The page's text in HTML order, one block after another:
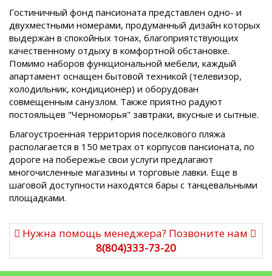
Гостиничный фонд пансионата представлен одно- и
двухместными номерами, продуманный дизайн которых
выдержан в спокойных тонах, благоприятствующих
качественному отдыху в комфортной обстановке.
Помимо наборов функциональной мебели, каждый
апартамент оснащен бытовой техникой (телевизор,
холодильник, кондиционер) и оборудован
совмещенным санузлом. Также приятно радуют
постояльцев "Черноморья" завтраки, вкусные и сытные.
Благоустроенная территория поселкового пляжа
располагается в 150 метрах от корпусов пансионата, по
дороге на побережье свои услуги предлагают
многочисленные магазины и торговые лавки. Еще в
шаговой доступности находятся бары с танцевальными
площадками.
Нужна помощь менеджера? Позвоните нам
8(804)333-73-20